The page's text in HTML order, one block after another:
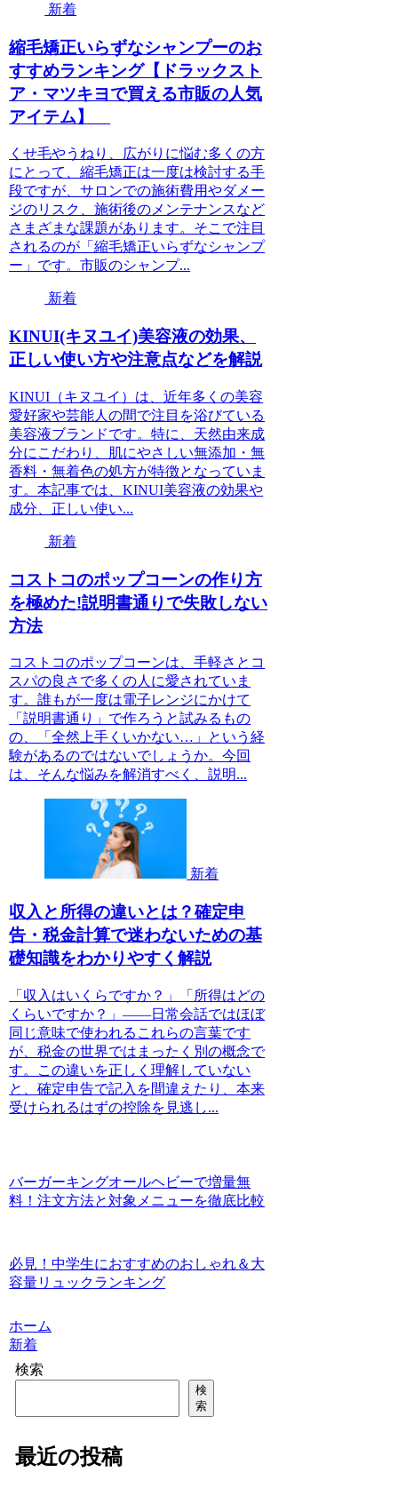
新着
縮毛矯正いらずなシャンプーのお
すすめランキング【ドラックスト
ア・マツキヨで買える市販の人気
アイテム】
くせ毛やうねり、広がりに悩む多くの方
にとって、縮毛矯正は一度は検討する手
段ですが、サロンでの施術費用やダメー
ジのリスク、施術後のメンテナンスなど
さまざまな課題があります。そこで注目
されるのが「縮毛矯正いらずなシャンプ
ー」です。市販のシャンプ...
新着
KINUI(キヌユイ)美容液の効果、
正しい使い方や注意点などを解説
KINUI（キヌユイ）は、近年多くの美容
愛好家や芸能人の間で注目を浴びている
美容液ブランドです。特に、天然由来成
分にこだわり、肌にやさしい無添加・無
香料・無着色の処方が特徴となっていま
す。本記事では、KINUI美容液の効果や
成分、正しい使い...
新着
コストコのポップコーンの作り方
を極めた!説明書通りで失敗しない
方法
コストコのポップコーンは、手軽さとコ
スパの良さで多くの人に愛されていま
す。誰もが一度は電子レンジにかけて
「説明書通り」で作ろうと試みるもの
の、「全然上手くいかない…」という経
験があるのではないでしょうか。今回
は、そんな悩みを解消すべく、説明...
新着
収入と所得の違いとは？確定申
告・税金計算で迷わないための基
礎知識をわかりやすく解説
「収入はいくらですか？」「所得はどの
くらいですか？」――日常会話ではほぼ
同じ意味で使われるこれらの言葉です
が、税金の世界ではまったく別の概念で
す。この違いを正しく理解していない
と、確定申告で記入を間違えたり、本来
受けられるはずの控除を見逃し...
バーガーキングオールヘビーで増量無
料！注文方法と対象メニューを徹底比較
必見！中学生におすすめのおしゃれ＆大
容量リュックランキング
ホーム
新着
検索
検
索
最近の投稿